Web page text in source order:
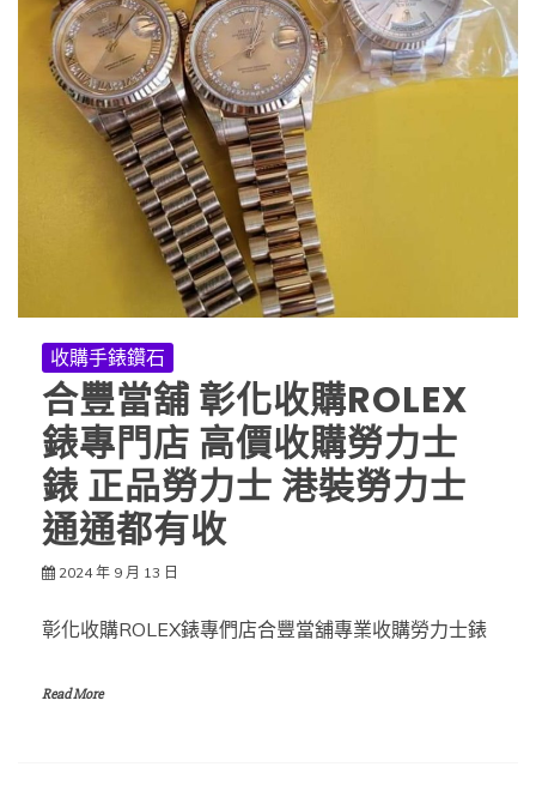
收購手錶鑽石
合豐當舖 彰化收購ROLEX
錶專門店 高價收購勞力士
錶 正品勞力士 港裝勞力士
通通都有收
2024 年 9 月 13 日
彰化收購ROLEX錶專們店合豐當舖專業收購勞力士錶
Read More